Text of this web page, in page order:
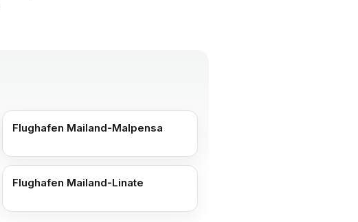
Flughafen Mailand-Malpensa
Flughafen Mailand-Linate